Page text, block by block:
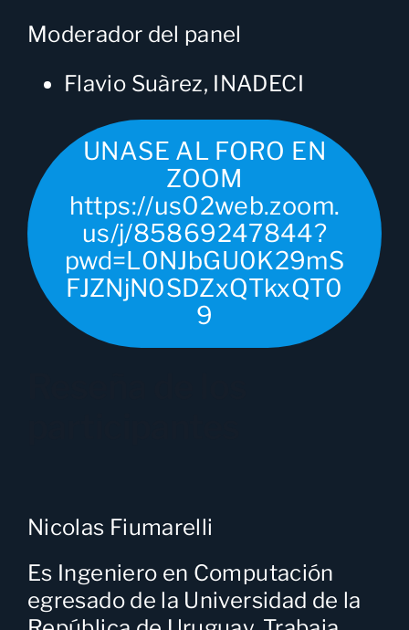
Moderador del panel
Flavio Suàrez, INADECI
UNASE AL FORO EN
ZOOM
https://us02web.zoom.
us/j/85869247844?
pwd=L0NJbGU0K29mS
FJZNjN0SDZxQTkxQT0
9
Nicolas Fiumarelli
Es Ingeniero en Computación
egresado de la Universidad de la